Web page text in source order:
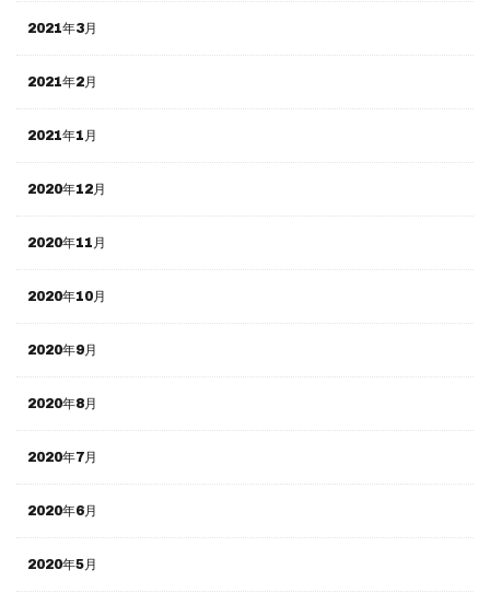
2021年3月
2021年2月
2021年1月
2020年12月
2020年11月
2020年10月
2020年9月
2020年8月
2020年7月
2020年6月
2020年5月